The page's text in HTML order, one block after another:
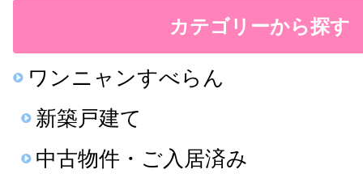
カテゴリーから探す
ワンニャンすべらん
新築戸建て
中古物件・ご入居済み